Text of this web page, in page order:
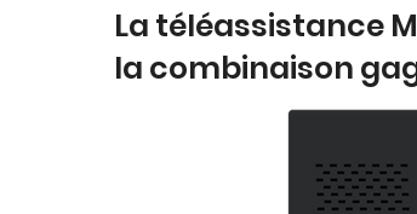
La téléassistance
la combinaison